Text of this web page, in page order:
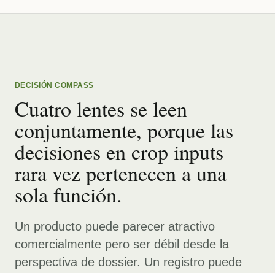
DECISIÓN COMPASS
Cuatro lentes se leen
conjuntamente, porque las
decisiones en crop inputs
rara vez pertenecen a una
sola función.
Un producto puede parecer atractivo
comercialmente pero ser débil desde la
perspectiva de dossier. Un registro puede